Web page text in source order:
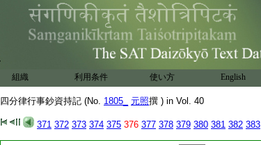
組織 利用条件 使い方 English
四分律行事鈔資持記 (No. 1805_ 元照撰 ) in Vol. 40
371 372 373 374 375 376 377 378 379 380 381 382 383